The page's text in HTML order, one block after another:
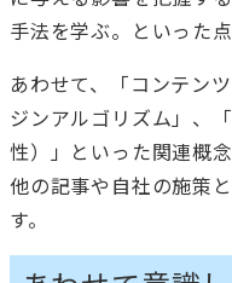
手法を学ぶ。といった
あわせて、「コンテン
ジンアルゴリズム」、
性）」といった関連概
他の記事や自社の施策
す。